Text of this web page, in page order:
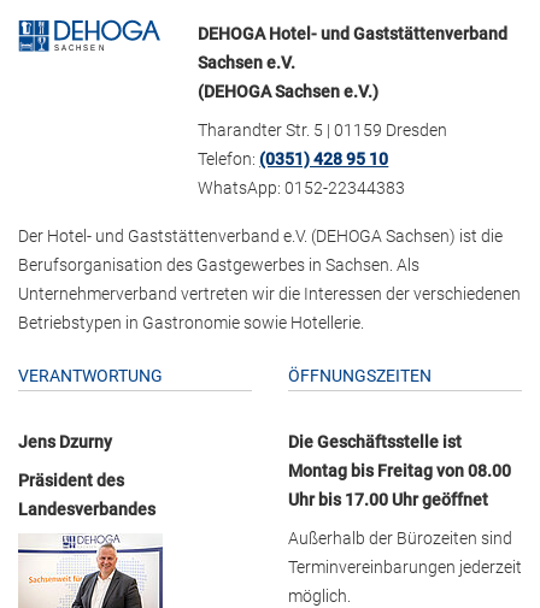
DEHOGA Hotel- und Gaststättenverband
Sachsen e.V.
(DEHOGA Sachsen e.V.)
Tharandter Str. 5 | 01159 Dresden
Telefon:(0351) 428 95 10
WhatsApp: 0152-22344383
Der Hotel- und Gaststättenverband e.V. (DEHOGA Sachsen) ist die
Berufsorganisation des Gastgewerbes in Sachsen. Als
Unternehmerverband vertreten wir die Interessen der verschiedenen
Betriebstypen in Gastronomie sowie Hotellerie.
VERANTWORTUNG
Jens Dzurny
Präsident des
Landesverbandes
ÖFFNUNGSZEITEN
Die Geschäftsstelle ist
Montag bis Freitag von 08.00
Uhr bis 17.00 Uhr geöffnet
Außerhalb der Bürozeiten sind
Terminvereinbarungen jederzeit
möglich.